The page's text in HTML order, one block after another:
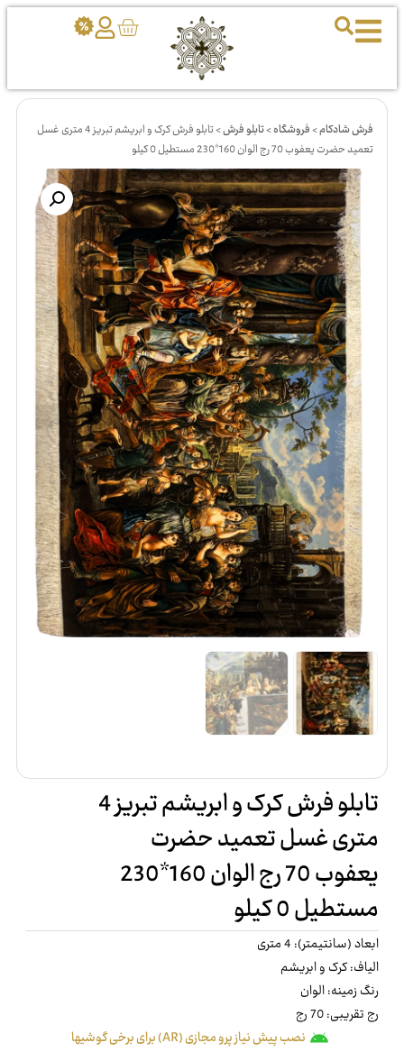
فرش شادکام>فروشگاه>تابلو فرش>
تابلو فرش کرک و ابریشم تبریز 4 متری غسل
تعمید حضرت یعفوب 70 رج الوان 160*230 مستطیل 0 کیلو
تابلو فرش کرک و ابریشم تبریز 4
متری غسل تعمید حضرت
یعفوب 70 رج الوان 160*230
مستطیل 0 کیلو
ابعاد (سانتیمتر): 4 متری
الیاف: کرک و ابریشم
رنگ زمینه: الوان
رج تقریبی: 70 رج
نصب پیش نیاز پرو مجازی (AR) برای برخی گوشیها